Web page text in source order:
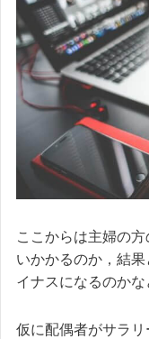
ここからは主婦の
いかかるのか，結
イナスになるのかな
仮に配偶者がサラ